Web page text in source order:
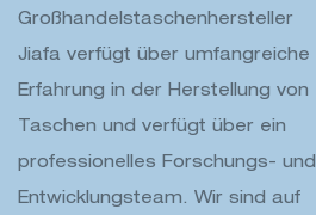
Großhandelstaschenhersteller
Jiafa verfügt über umfangreiche
Erfahrung in der Herstellung von
Taschen und verfügt über ein
professionelles Forschungs- und
Entwicklungsteam. Wir sind auf